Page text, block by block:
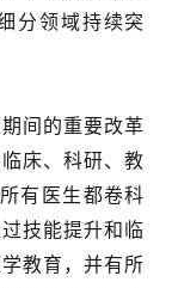
分领域持续突
间的重要改革
床、科研、教
有医生都卷科
技能提升和临
教育，并有所